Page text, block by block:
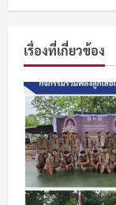
เรื่องที่เกี่ยวข้อง